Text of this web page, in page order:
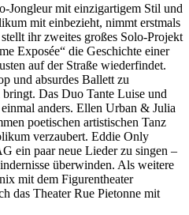
Jongleur mit einzigartigem Stil und
mit einbezieht, nimmt erstmals
ihr zweites großes Solo-Projekt
Exposée“ die Geschichte einer
auf der Straße wiederfindet.
und absurdes Ballett zu
bringt. Das Duo Tante Luise und
anders. Ellen Urban & Julia
poetischen artistischen Tanz
verzaubert. Eddie Only
ein paar neue Lieder zu singen –
überwinden. Als weitere
mit dem Figurentheater
das Theater Rue Pietonne mit